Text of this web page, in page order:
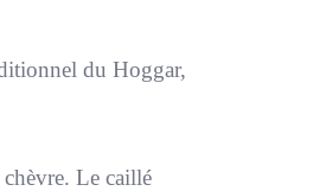
du Hoggar,
Le caillé